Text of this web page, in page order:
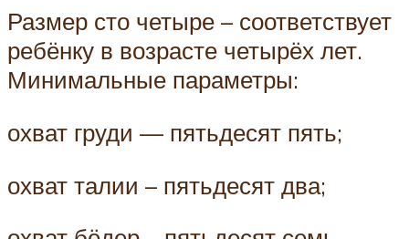
Размер сто четыре – соответствует
ребёнку в возрасте четырёх лет.
Минимальные параметры:
охват груди — пятьдесят пять;
охват талии – пятьдесят два;